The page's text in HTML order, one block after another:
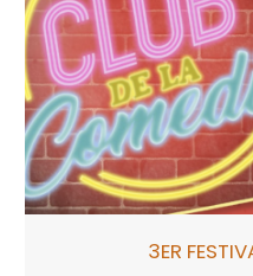
3ER